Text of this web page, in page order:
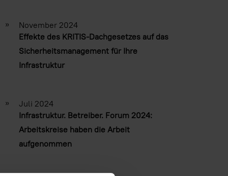
»
November 2024
Effekte des KRITIS-Dachgesetzes auf das
Sicherheitsmanagement für Ihre
Infrastruktur
»
Juli 2024
Infrastruktur. Betreiber. Forum 2024:
Arbeitskreise haben die Arbeit
aufgenommen